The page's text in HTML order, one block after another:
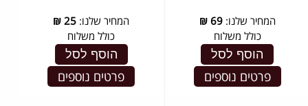
המחיר שלנו:69
₪
כולל משלוח
הוסף לסל
פרטים נוספים
המחיר שלנו: 25
₪
כולל משלוח
הוסף לסל
פרטים נוספים